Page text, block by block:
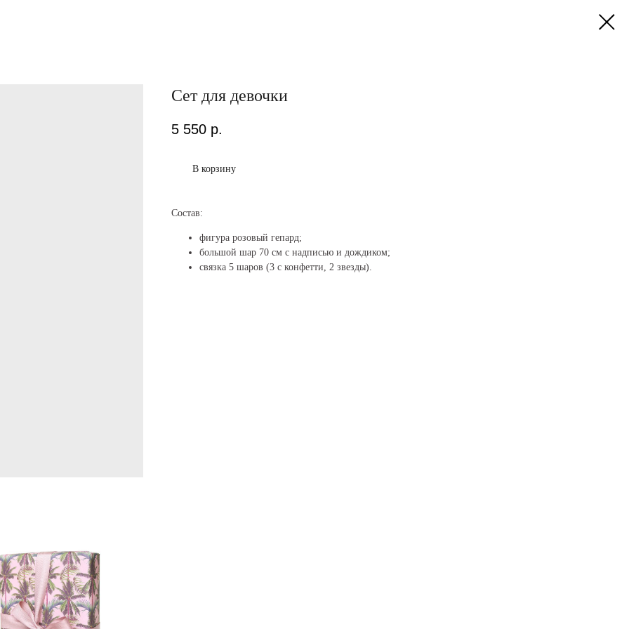
Сет для девочки
5 550 р.
В корзину
Состав:
фигура розовый гепард;
большой шар 70 см с надписью и дождиком;
связка 5 шаров (3 с конфетти, 2 звезды).